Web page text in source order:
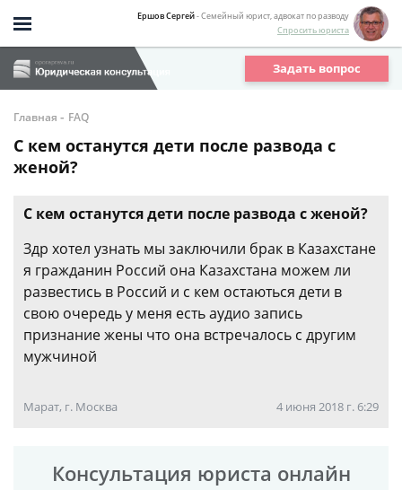
Ершов Сергей- Семейный юрист, адвокат по разводу
Спросить юриста
Задать вопрос
Главная - FAQ
С кем останутся дети после развода с
женой?
С кем останутся дети после развода с женой?
Здр хотел узнать мы заключили брак в Казахстане
я гражданин Россий она Казахстана можем ли
развестись в Россий и с кем остаються дети в
свою очередь у меня есть аудио запись
признание жены что она встречалось с другим
мужчиной
Марат, г. Москва 4 июня 2018 г. 6:29
Консультация юриста онлайн